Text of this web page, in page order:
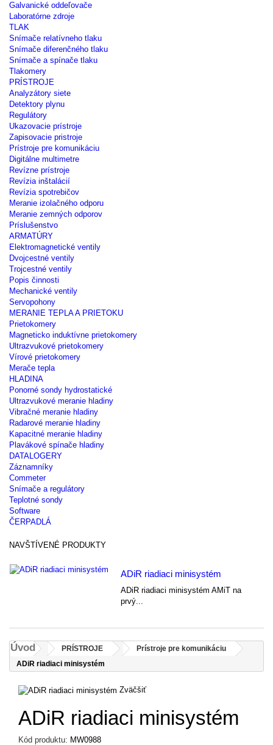
Galvanické oddeľovače
Laboratórne zdroje
TLAK
Snímače relatívneho tlaku
Snímače diferenčného tlaku
Snímače a spínače tlaku
Tlakomery
PRÍSTROJE
Analyzátory siete
Detektory plynu
Regulátory
Ukazovacie prístroje
Zapisovacie pristroje
Prístroje pre komunikáciu
Digitálne multimetre
Revízne prístroje
Revízia inštalácií
Revízia spotrebičov
Meranie izolačného odporu
Meranie zemných odporov
Príslušenstvo
ARMATÚRY
Elektromagnetické ventily
Dvojcestné ventily
Trojcestné ventily
Popis činnosti
Mechanické ventily
Servopohony
MERANIE TEPLA A PRIETOKU
Prietokomery
Magneticko induktívne prietokomery
Ultrazvukové prietokomery
Vírové prietokomery
Merače tepla
HLADINA
Ponorné sondy hydrostatické
Ultrazvukové meranie hladiny
Vibračné meranie hladiny
Radarové meranie hladiny
Kapacitné meranie hladiny
Plavákové spínače hladiny
DATALOGERY
Záznamníky
Commeter
Snímače a regulátory
Teplotné sondy
Software
ČERPADLÁ
NAVŠTÍVENÉ PRODUKTY
ADiR riadiaci minisystém
ADiR riadiaci minisystém AMiT na
prvý...
Úvod PRÍSTROJE
Prístroje pre komunikáciu
ADiR riadiaci minisystém
Zväčšiť
ADiR riadiaci minisystém
Kód produktu: MW0988